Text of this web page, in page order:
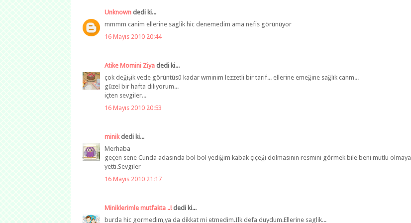
Unknown dedi ki...
mmmm canim ellerine saglik hic denemedim ama nefis görünüyor
16 Mayıs 2010 20:44
Atike Momini Ziya dedi ki...
çok değişik vede görüntüsü kadar wminim lezzetli bir tarif... ellerine emeğine sağlık canm...
güzel bir hafta diliyorum...
içten sevgiler...
16 Mayıs 2010 20:53
minikdedi ki...
Merhaba
geçen sene Cunda adasında bol bol yediğim kabak çiçeği dolmasının resmini görmek bile beni mutlu olmaya
yetti.Sevgiler
16 Mayıs 2010 21:17
Miniklerimle mutfakta ..! dedi ki...
burda hic gormedim,ya da dikkat mi etmedim.Ilk defa duydum.Ellerine saglik...